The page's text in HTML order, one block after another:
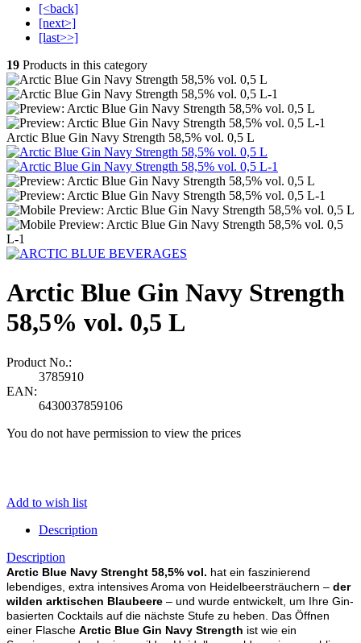
[<back]
[next>]
[last>>]
19 Products in this category
Arctic Blue Gin Navy Strength 58,5% vol. 0,5 L
Arctic Blue Gin Navy Strength
58,5% vol. 0,5 L
Product No.:
3785910
EAN:
6430037859106
You do not have permission to view the prices
Add to wish list
Description
Description
Arctic Blue Navy Strenght 58,5% vol. hat ein faszinierend
lebendiges, extra intensives Aroma von Heidelbeersträuchern – der
wilden arktischen Blaubeere – und wurde entwickelt, um Ihre Gin-
basierten Cocktails auf die nächste Stufe zu heben. Das Öffnen
einer Flasche Arctic Blue Gin Navy Strength ist wie ein